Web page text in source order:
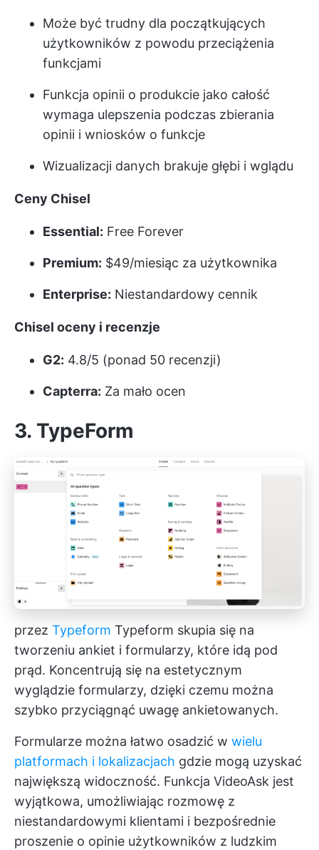
Może być trudny dla początkujących
użytkowników z powodu przeciążenia
funkcjami
Funkcja opinii o produkcie jako całość
wymaga ulepszenia podczas zbierania
opinii i wniosków o funkcje
Wizualizacji danych brakuje głębi i wglądu
Ceny Chisel
Essential: Free Forever
Premium: $49/miesiąc za użytkownika
Enterprise: Niestandardowy cennik
Chisel oceny i recenzje
G2: 4.8/5 (ponad 50 recenzji)
Capterra: Za mało ocen
3. TypeForm
przez Typeform Typeform skupia się na
tworzeniu ankiet i formularzy, które idą pod
prąd. Koncentrują się na estetycznym
wyglądzie formularzy, dzięki czemu można
szybko przyciągnąć uwagę ankietowanych.
Formularze można łatwo osadzić w wielu
platformach i lokalizacjach gdzie mogą uzyskać
największą widoczność. Funkcja VideoAsk jest
wyjątkowa, umożliwiając rozmowę z
niestandardowymi klientami i bezpośrednie
proszenie o opinie użytkowników z ludzkim